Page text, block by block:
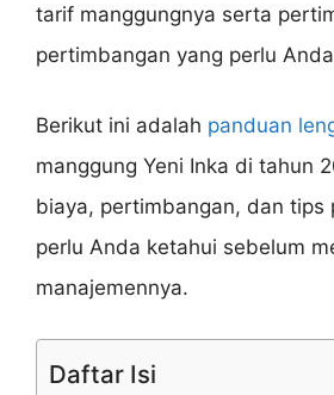
tarif manggungnya serta
pertimbangan yang perlu
Berikut ini adalah panduan
manggung Yeni Inka di tahun
biaya, pertimbangan, dan tips
perlu Anda ketahui sebelum
manajemennya.
Daftar Isi